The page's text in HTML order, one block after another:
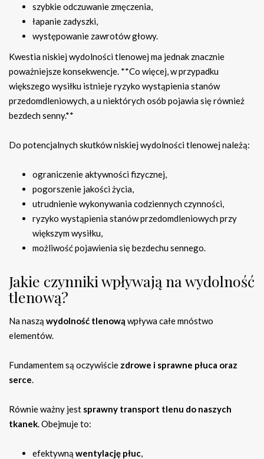
szybkie odczuwanie zmęczenia,
łapanie zadyszki,
występowanie zawrotów głowy.
Kwestia niskiej wydolności tlenowej ma jednak znacznie
poważniejsze konsekwencje. **Co więcej, w przypadku
większego wysiłku istnieje ryzyko wystąpienia stanów
przedomdleniowych, a u niektórych osób pojawia się również
bezdech senny.**
Do potencjalnych skutków niskiej wydolności tlenowej należą:
ograniczenie aktywności fizycznej,
pogorszenie jakości życia,
utrudnienie wykonywania codziennych czynności,
ryzyko wystąpienia stanów przedomdleniowych przy
większym wysiłku,
możliwość pojawienia się bezdechu sennego.
Jakie czynniki wpływają na wydolność
tlenową?
Na naszą wydolność tlenową wpływa całe mnóstwo
elementów.
Fundamentem są oczywiście zdrowe i sprawne płuca oraz
serce.
Równie ważny jest sprawny transport tlenu do naszych
tkanek. Obejmuje to:
efektywną wentylację płuc,